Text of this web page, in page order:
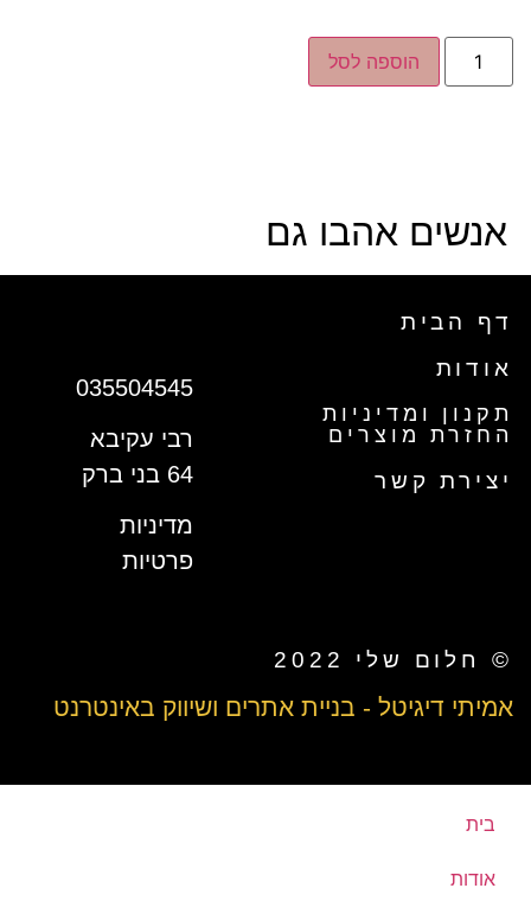
הוספה לסל
אנשים אהבו גם
דף הבית
אודות
תקנון ומדיניות
החזרת מוצרים
יצירת קשר
035504545
רבי עקיבא
64 בני ברק
מדיניות
פרטיות
© חלום שלי 2022
אמיתי דיגיטל - בניית אתרים ושיווק באינטרנט
בית
אודות